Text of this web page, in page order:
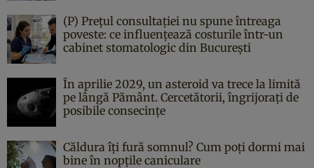
(P) Prețul consultației nu spune întreaga
poveste: ce influențează costurile într-un
cabinet stomatologic din București
În aprilie 2029, un asteroid va trece la limită
pe lângă Pământ. Cercetătorii, îngrijorați de
posibile consecințe
Căldura îți fură somnul? Cum poți dormi mai
bine în nopțile caniculare